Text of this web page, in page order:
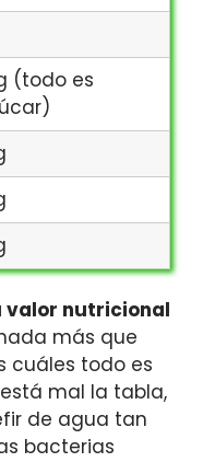
(todo es
valor nutricional
más que
cuáles todo es
mal la tabla,
de agua tan
bacterias